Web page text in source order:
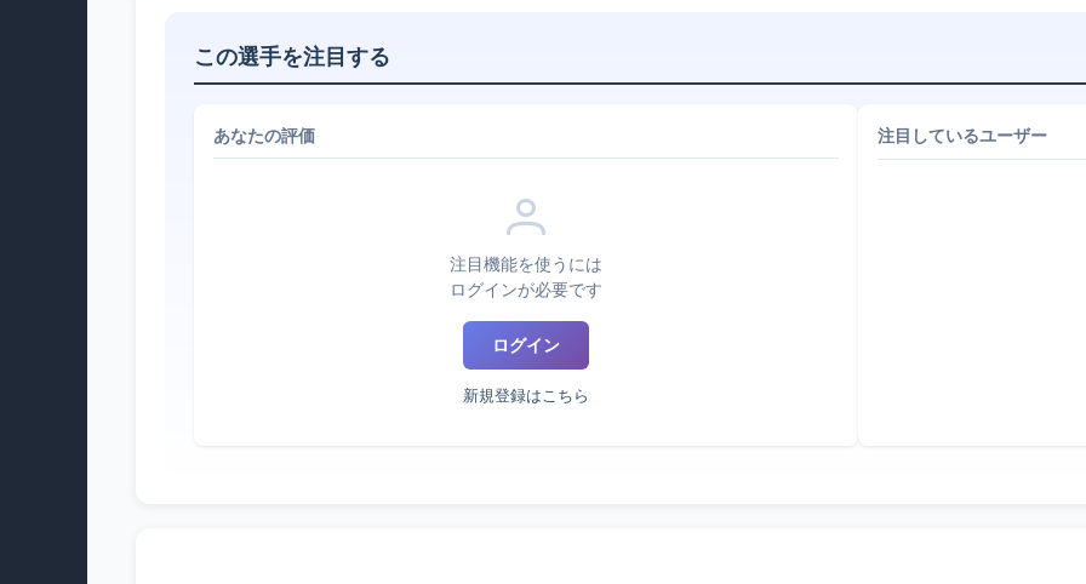
この選手を注目する
あなたの評価
注目機能を使うには
ログインが必要です
ログイン
新規登録はこちら
注目しているユーザー